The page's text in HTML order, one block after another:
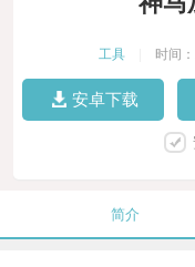
工具 时间
安卓下载
简介